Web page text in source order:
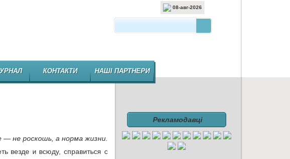
08-авг-2026
КОНТАКТИ НАШІ ПАРТНЕРИ
— не роскошь, а норма жизни.
везде и всюду, справиться с
Рекламодавці